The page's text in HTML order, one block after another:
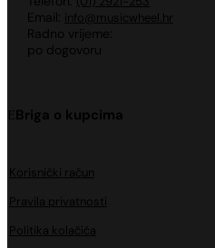
Email: info@musicwheel.hr
Radno vrijeme:
po dogovoru
Briga o kupcima
Korisnički račun
Pravila privatnosti
Politika kolačića